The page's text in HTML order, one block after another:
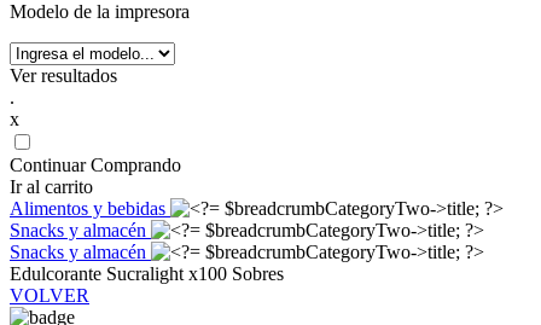
Modelo de la impresora
Ver resultados
.
x
Continuar Comprando
Ir al carrito
Alimentos y bebidas
Snacks y almacén
Snacks y almacén
Edulcorante Sucralight x100 Sobres
VOLVER